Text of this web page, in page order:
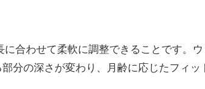
合わせて柔軟に調整できることです。ウ
分の深さが変わり、月齢に応じたフィッ